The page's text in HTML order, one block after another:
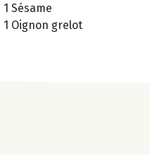
1 Sésame
1 Oignon grelot